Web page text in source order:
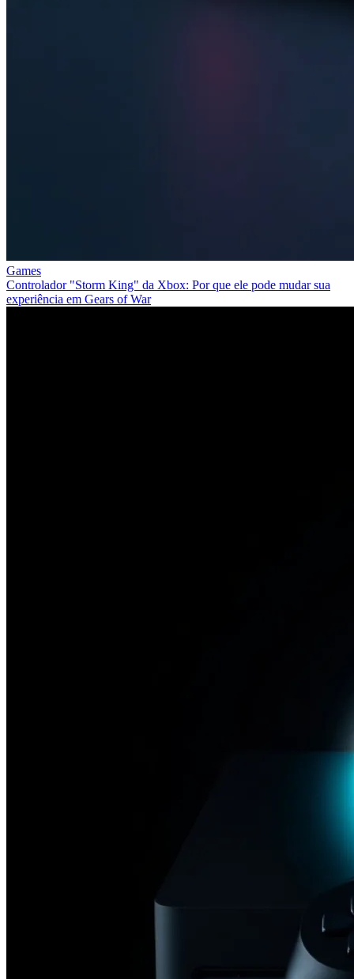
Games
Controlador "Storm King" da Xbox: Por que ele pode mudar sua
experiência em Gears of War